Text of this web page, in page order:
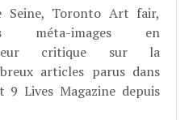
Seine, Toronto Art fair,
méta-images en
critique sur la
articles parus dans
9 Lives Magazine depuis